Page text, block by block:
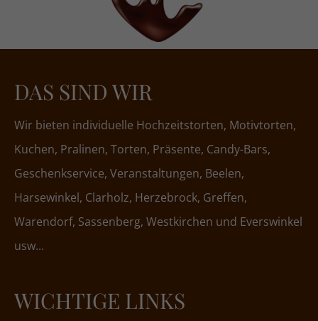
DAS SIND WIR
Wir bieten individuelle Hochzeitstorten, Motivtorten,
Kuchen, Pralinen, Torten, Präsente, Candy-Bars,
Geschenkservice, Veranstaltungen, Beelen,
Harsewinkel, Clarholz, Herzebrock, Greffen,
Warendorf, Sassenberg, Westkirchen und Everswinkel
usw...
WICHTIGE LINKS